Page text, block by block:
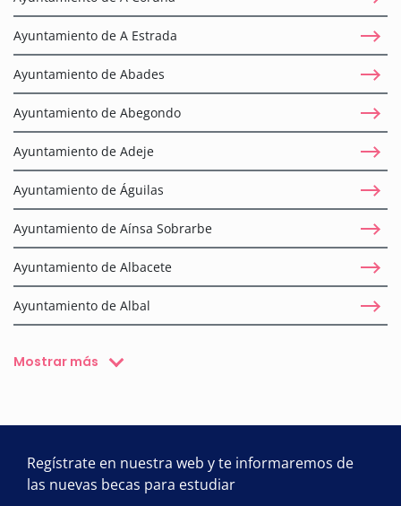
Ayuntamiento de A Estrada
Ayuntamiento de Abades
Ayuntamiento de Abegondo
Ayuntamiento de Adeje
Ayuntamiento de Águilas
Ayuntamiento de Aínsa Sobrarbe
Ayuntamiento de Albacete
Ayuntamiento de Albal
Mostrar más
Regístrate en nuestra web y te informaremos de
las nuevas becas para estudiar